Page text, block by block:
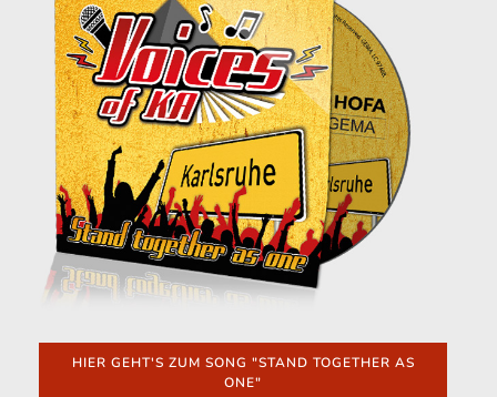
HIER GEHT'S ZUM SONG "STAND TOGETHER AS
ONE"